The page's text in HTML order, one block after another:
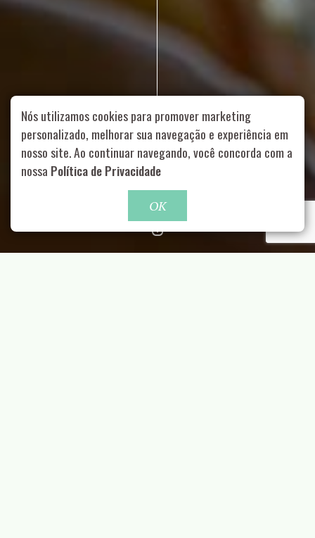
Rua Aurélia, 1714 – Vila Romana, São Paulo – SP | 55 11
99178-5848 | contato@nucleofood.com
Role para continar
Nós utilizamos cookies para promover marketing
personalizado, melhorar sua navegação e experiência em
nosso site. Ao continuar navegando, você concorda com a
nossa Política de Privacidade
OK